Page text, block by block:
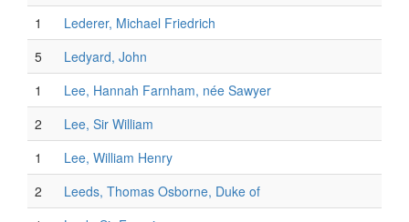
1
Lederer, Michael Friedrich
5
Ledyard, John
1
Lee, Hannah Farnham, née Sawyer
2
Lee, Sir William
1
Lee, William Henry
2
Leeds, Thomas Osborne, Duke of